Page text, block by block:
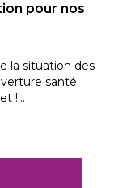
pour nos
la situation des
santé
!…